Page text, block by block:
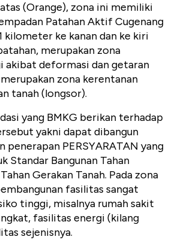
(Orange), zona ini memiliki
Patahan Aktif Cugenang
kilometer ke kanan dan ke kiri
merupakan zona
akibat deformasi dan getaran
zona kerentanan
tanah (longsor).
yang BMKG berikan terhadap
yakni dapat dibangun
penerapan PERSYARATAN yang
Standar Bangunan Tahan
Gerakan Tanah. Pada zona
fasilitas sangat
tinggi, misalnya rumah sakit
fasilitas energi (kilang
sejenisnya.